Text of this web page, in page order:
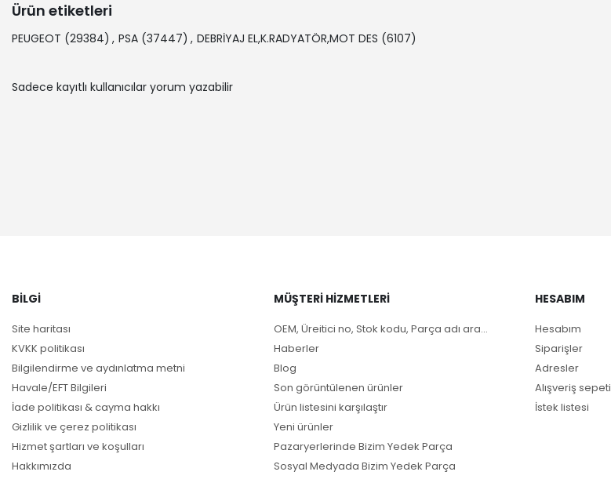
Ürün etiketleri
PEUGEOT (29384) , PSA (37447) , DEBRİYAJ EL,K.RADYATÖR,MOT DES (6107)
Sadece kayıtlı kullanıcılar yorum yazabilir
BILGI
Site haritası
KVKK politikası
Bilgilendirme ve aydınlatma metni
Havale/EFT Bilgileri
İade politikası & cayma hakkı
Gizlilik ve çerez politikası
Hizmet şartları ve koşulları
Hakkımızda
MÜŞTERI HIZMETLERI
OEM, Üreitici no, Stok kodu, Parça adı ara...
Haberler
Blog
Son görüntülenen ürünler
Ürün listesini karşılaştır
Yeni ürünler
Pazaryerlerinde Bizim Yedek Parça
Sosyal Medyada Bizim Yedek Parça
HESABIM
Hesabım
Siparişler
Adresler
Alışveriş sepeti
İstek listesi